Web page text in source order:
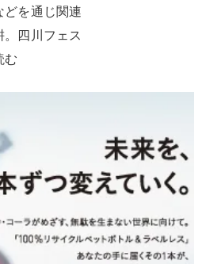
どを通じ関連
。四川フェス
む